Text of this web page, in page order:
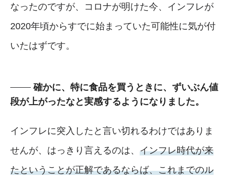
なったのですが、コロナが明けた今、インフレが
2020年頃からすでに始まっていた可能性に気が付
いたはずです。
確かに、特に食品を買うときに、ずいぶん値
段が上がったなと実感するようになりました。
インフレに突入したと言い切れるわけではありま
せんが、はっきり言えるのは、 インフレ時代が来
たということが正解であるならば、これまでのル